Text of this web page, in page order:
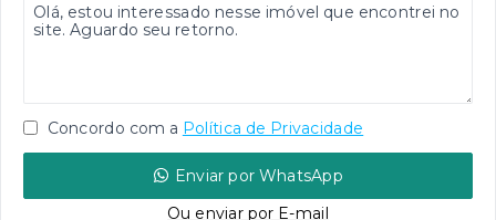
Concordo com a Política de Privacidade
Enviar por WhatsApp
Ou enviar por E-mail